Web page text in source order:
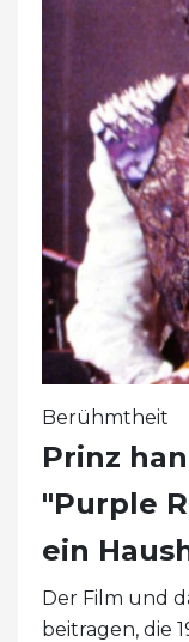
Berühmtheit
Prinz
"Purple
ein
Der Film und
beitragen, die